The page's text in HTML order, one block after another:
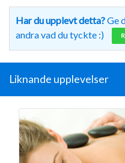
Har du upplevt detta?Ge
andra vad du tyckte :)
Liknande upplevelser